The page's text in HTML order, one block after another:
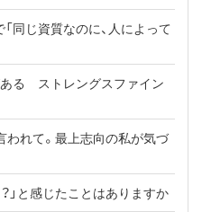
同じ資質なのに、人によって
ある ストレングスファイン
われて。最上志向の私が気づ
」と感じたことはありますか